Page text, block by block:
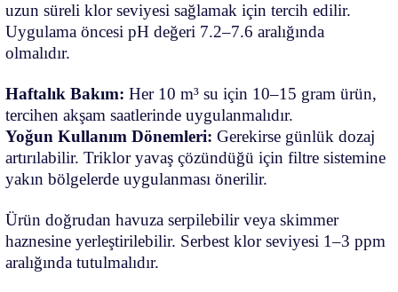
uzun süreli klor seviyesi sağlamak için tercih edilir.
Uygulama öncesi pH değeri 7.2–7.6 aralığında
olmalıdır.
Haftalık Bakım: Her 10 m³ su için 10–15 gram ürün,
tercihen akşam saatlerinde uygulanmalıdır.
Yoğun Kullanım Dönemleri: Gerekirse günlük dozaj
artırılabilir. Triklor yavaş çözündüğü için filtre sistemine
yakın bölgelerde uygulanması önerilir.
Ürün doğrudan havuza serpilebilir veya skimmer
haznesine yerleştirilebilir. Serbest klor seviyesi 1–3 ppm
aralığında tutulmalıdır.